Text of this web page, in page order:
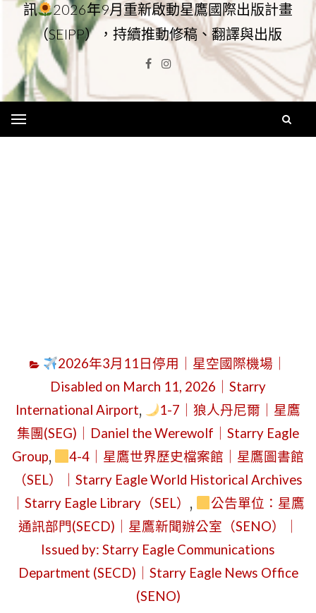
訊
2026年9月重新啟動星鷹國際出版計畫
（SEIPP），持續推動修稿、翻譯與出版
Facebook
Instagram
2026年3月11日停用｜星空國際機場｜
Disabled on March 11, 2026｜Starry
International Airport,
1-7｜狼人丹尼爾｜星鷹
集團(SEG)｜Daniel the Werewolf｜Starry Eagle
Group,
4-4｜星鷹世界歷史檔案館｜星鷹圖書館
（SEL）｜Starry Eagle World Historical Archives
｜Starry Eagle Library（SEL） ,
公告單位：星鷹
通訊部門(SECD)｜星鷹新聞辦公室（SENO）｜
Issued by: Starry Eagle Communications
Department (SECD)｜Starry Eagle News Office
(SENO)